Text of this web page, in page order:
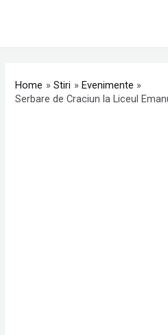
Home Stiri
Evenimente
Serbare de Craciun la Liceul